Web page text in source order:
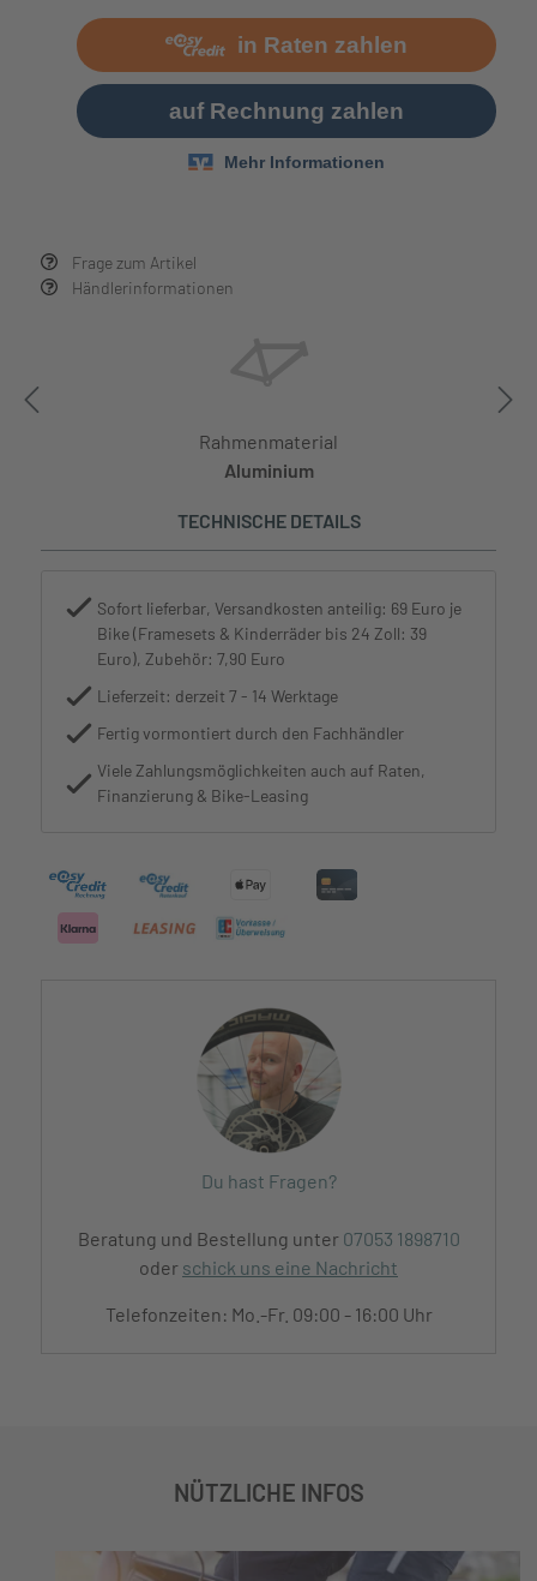
Frage zum Artikel
Händlerinformationen
Rahmenmaterial
Aluminium
TECHNISCHE DETAILS
Sofort lieferbar, Versandkosten anteilig: 69 Euro je
Bike (Framesets & Kinderräder bis 24 Zoll: 39
Euro), Zubehör: 7,90 Euro
Lieferzeit: derzeit 7 - 14 Werktage
Fertig vormontiert durch den Fachhändler
Viele Zahlungsmöglichkeiten auch auf Raten,
Finanzierung & Bike-Leasing
Du hast Fragen?
Beratung und Bestellung unter 07053 1898710
oder schick uns eine Nachricht
Telefonzeiten: Mo.-Fr. 09:00 - 16:00 Uhr
NÜTZLICHE INFOS